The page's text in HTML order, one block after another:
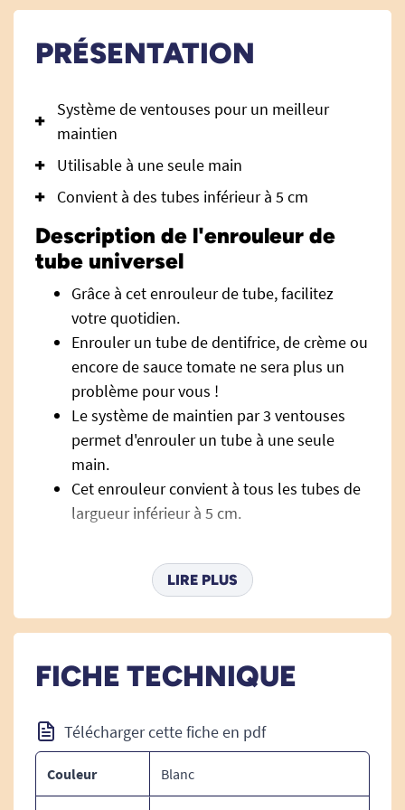
PRÉSENTATION
Système de ventouses pour un meilleur
maintien
Utilisable à une seule main
Convient à des tubes inférieur à 5 cm
Description de l'enrouleur de
tube universel
Grâce à cet enrouleur de tube, facilitez
votre quotidien.
Enrouler un tube de dentifrice, de crème ou
encore de sauce tomate ne sera plus un
problème pour vous !
Le système de maintien par 3 ventouses
permet d'enrouler un tube à une seule
main.
Cet enrouleur convient à tous les tubes de
largueur inférieur à 5 cm.
Caractéristiques techniques de
l'enrouleur de tube universel
Diamètre : 5,5 cm
Découvrez tous nos objets malins.
Découvrez toutes nos solutions pour la vie
quotidienne.
LIRE PLUS
FICHE TECHNIQUE
Télécharger cette fiche en pdf
Couleur Blanc